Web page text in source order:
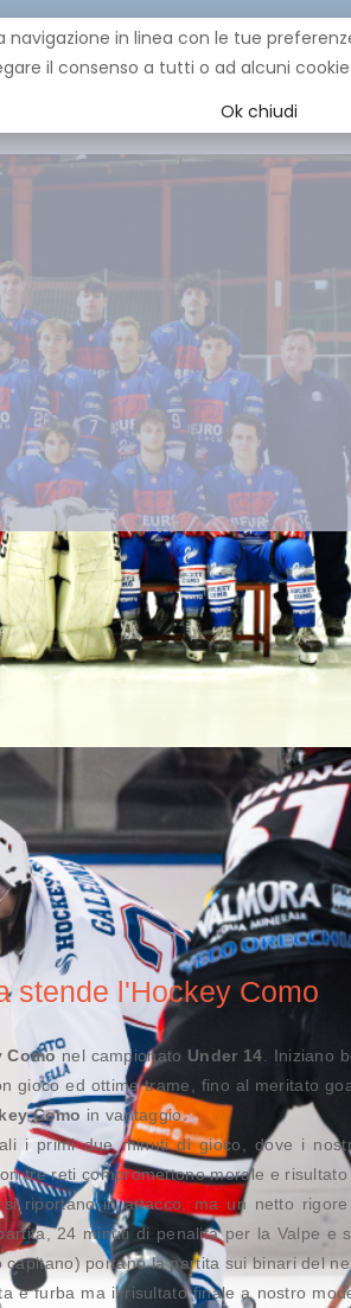
YOUNG
stende l'Hockey Como
Comonel campionato Under 14 . Iniziano
gioco ed ottime trame, fino al meritato
Como in vantaggio.
i primi due minuti di gioco, dove i
tre reti compromettono morale e
riportano in attacco, ma un netto
24 minuti di penalità per la Valpe e
portano la partita sui binari del
e furba ma il risultato finale a nostro
in linea con le tue
il consenso a tutti o ad alcuni
Ok chiudi